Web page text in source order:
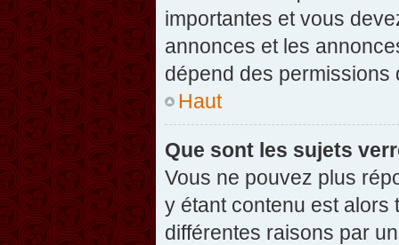
importantes et vous
annonces et les
dépend des permissions
Haut
Que sont les sujets
Vous ne pouvez plus
y étant contenu est alors
différentes raisons par